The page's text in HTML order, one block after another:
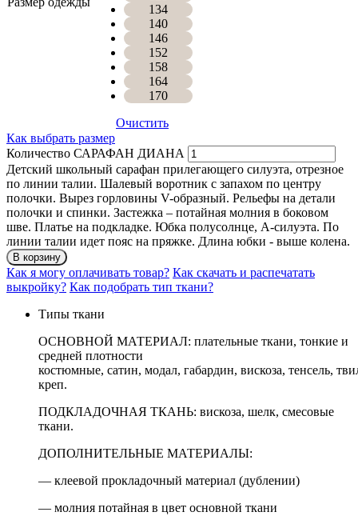
134
140
146
152
158
164
170
Очистить
Как выбрать размер
Количество САРАФАН ДИАНА
Детский школьный сарафан прилегающего силуэта, отрезное
по линии талии. Шалевый воротник с запахом по центру
полочки. Вырез горловины V-образный. Рельефы на детали
полочки и спинки. Застежка – потайная молния в боковом
шве. Платье на подкладке. Юбка полусолнце, А-силуэта. По
линии талии идет пояс на пряжке. Длина юбки - выше колена.
В корзину
Как я могу оплачивать товар? Как скачать и распечатать
выкройку? Как подобрать тип ткани?
Типы ткани
ОСНОВНОЙ МАТЕРИАЛ: плательные ткани, тонкие и
средней плотности
костюмные, сатин, модал, габардин, вискоза, тенсель,
креп.
ПОДКЛАДОЧНАЯ ТКАНЬ: вискоза, шелк, смесовые
ткани.
ДОПОЛНИТЕЛЬНЫЕ МАТЕРИАЛЫ:
— клеевой прокладочный материал (дублении)
— молния потайная в цвет основной ткани